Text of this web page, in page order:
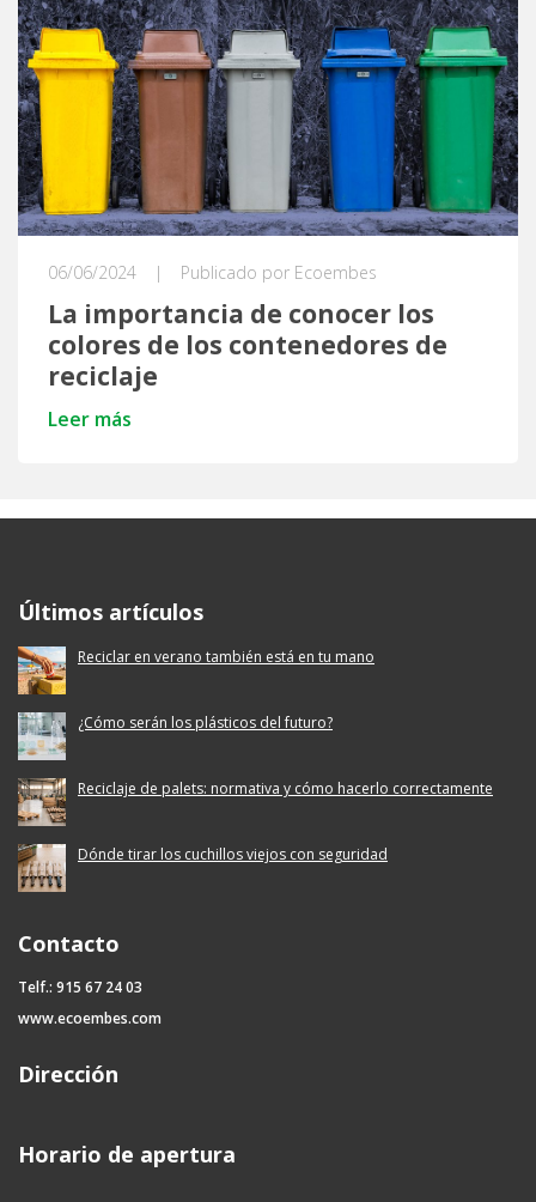
06/06/2024 | Publicado por Ecoembes
La importancia de conocer los
colores de los contenedores de
reciclaje
Leer más
Últimos artículos
Reciclar en verano también está en tu mano
¿Cómo serán los plásticos del futuro?
Reciclaje de palets: normativa y cómo hacerlo correctamente
Dónde tirar los cuchillos viejos con seguridad
Contacto
Telf.: 915 67 24 03
www.ecoembes.com
Dirección
Horario de apertura